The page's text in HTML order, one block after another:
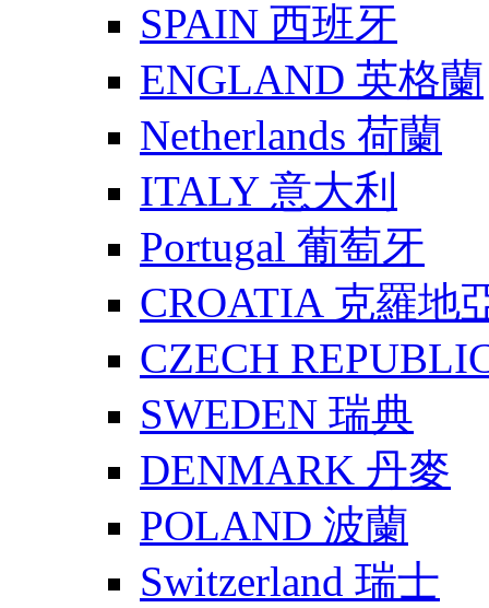
SPAIN 西班牙
ENGLAND 英格蘭
Netherlands 荷蘭
ITALY 意大利
Portugal 葡萄牙
CROATIA 克羅地
CZECH
SWEDEN 瑞典
DENMARK 丹麥
POLAND 波蘭
Switzerland 瑞士